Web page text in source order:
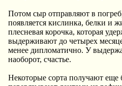
Потом сыр отправляют в
появляется кислинка, белки и
плесневая корочка, которая
выдерживают до четырех
менее дипломатично. У
наоборот, счастье.
Некоторые сорта получают еще